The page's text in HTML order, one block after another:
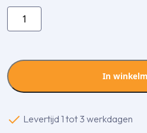
FDTC
50
ZSX-
W2
5,0
In
Levertijd 1 tot 3 werkdagen